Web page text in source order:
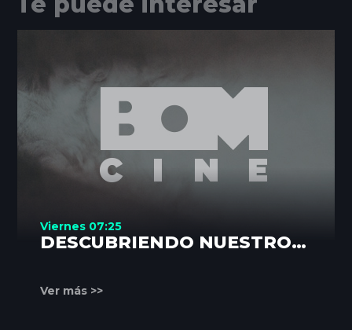
Viernes 07:25
DESCUBRIENDO NUESTROS
Ver más >>